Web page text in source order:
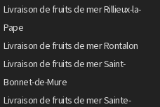
Livraison de fruits de mer Rillieux-la-
Pape
Livraison de fruits de mer Rontalon
Livraison de fruits de mer Saint-
Bonnet-de-Mure
Livraison de fruits de mer Sainte-